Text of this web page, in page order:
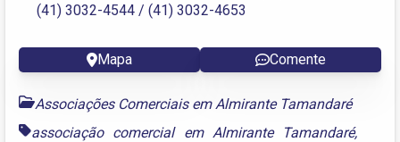
(41) 3032-4544 / (41) 3032-4653
Mapa Comente
Associações Comerciais em Almirante Tamandaré
associação comercial em Almirante Tamandaré,